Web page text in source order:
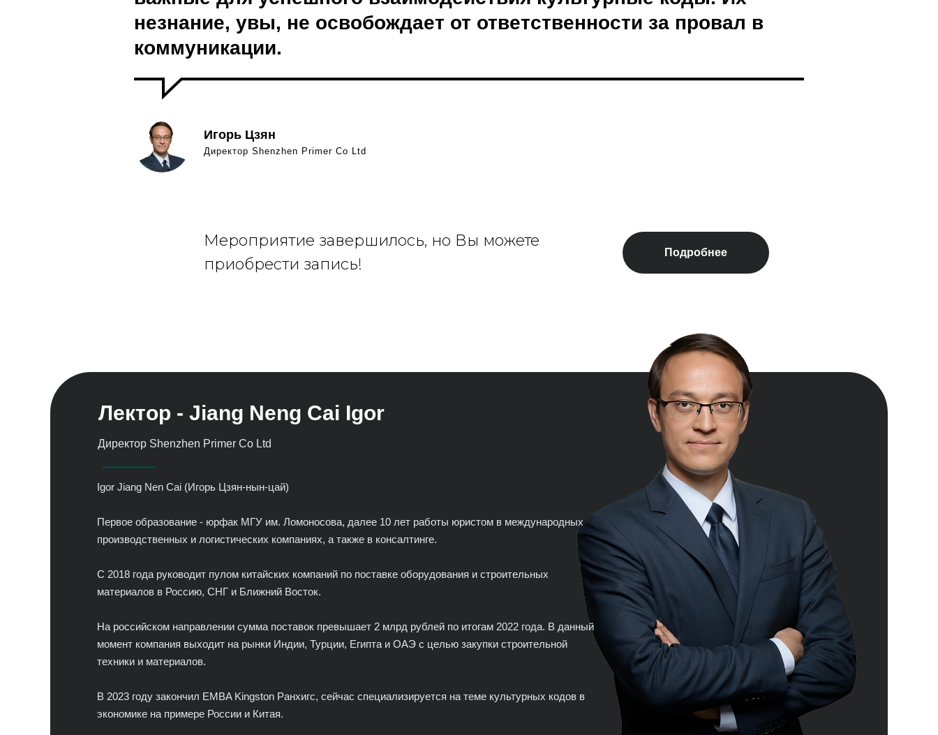
незнание, увы, не освобождает от ответственности за провал в
коммуникации.
Игорь Цзян
Директор Shenzhen Primer Co Ltd
Мероприятие завершилось, но Вы можете
приобрести запись!
Подробнее
Лектор - Jiang Neng Cai Igor
Директор Shenzhen Primer Co Ltd
Igor Jiang Nen Cai (Игорь Цзян-нын-цай)
Первое образование - юрфак МГУ им. Ломоносова, далее 10 лет работы юристом в международных
производственных и логистических компаниях, а также в консалтинге.
С 2018 года руководит пулом китайских компаний по поставке оборудования и строительных
материалов в Россию, СНГ и Ближний Восток.
На российском направлении сумма поставок превышает 2 млрд рублей по итогам 2022 года. В данный
момент компания выходит на рынки Индии, Турции, Египта и ОАЭ с целью закупки строительной
техники и материалов.
В 2023 году закончил EMBA Kingston Ранхигс, сейчас специализируется на теме культурных кодов в
экономике на примере России и Китая.